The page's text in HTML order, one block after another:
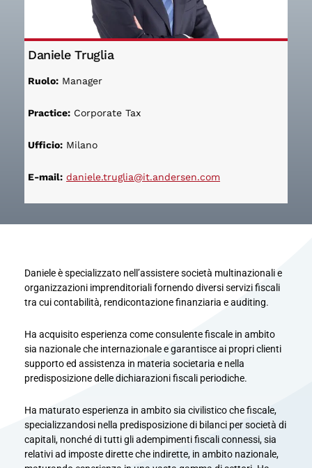
Daniele Truglia
Ruolo: Manager
Practice: Corporate Tax
Ufficio: Milano
E-mail: daniele.truglia@it.andersen.com
Daniele è specializzato nell’assistere società multinazionali e
organizzazioni imprenditoriali fornendo diversi servizi fiscali
tra cui contabilità, rendicontazione finanziaria e auditing. ​
​Ha acquisito esperienza come consulente fiscale in ambito
sia nazionale che internazionale e garantisce ai propri clienti
supporto ed assistenza in materia societaria e nella
predisposizione delle dichiarazioni fiscali periodiche.
Ha maturato esperienza in ambito sia civilistico che fiscale,
specializzandosi nella predisposizione di bilanci per società di
capitali, nonché di tutti gli adempimenti fiscali connessi, sia
relativi ad imposte dirette che indirette, in ambito nazionale,